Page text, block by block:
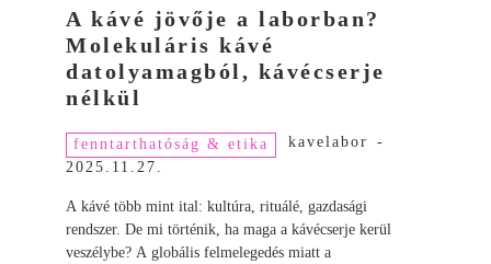
A kávé jövője a laborban?
Molekuláris kávé
datolyamagból, kávécserje
nélkül
fenntarthatóság & etika kavelabor
-
2025.11.27.
A kávé több mint ital: kultúra, rituálé, gazdasági
rendszer. De mi történik, ha maga a kávécserje kerül
veszélybe? A globális felmelegedés miatt a